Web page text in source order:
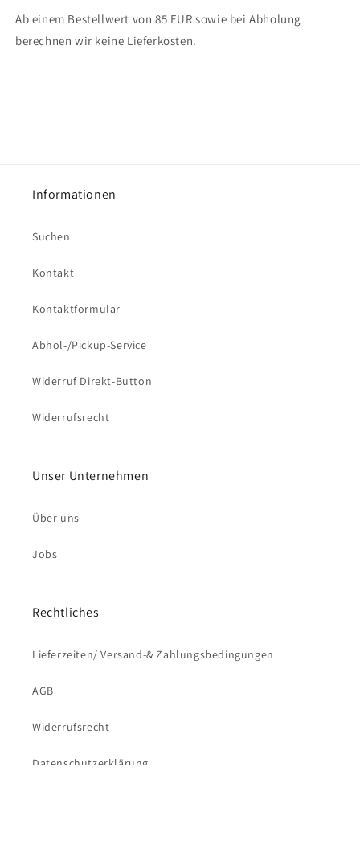
Versandkostenfrei bestellen ab 69€
Ab einem Bestellwert von 85 EUR sowie bei Abholung
berechnen wir keine Lieferkosten.
Informationen
Suchen
Kontakt
Kontaktformular
Abhol-/Pickup-Service
Widerruf Direkt-Button
Widerrufsrecht
Unser Unternehmen
Über uns
Jobs
Rechtliches
Lieferzeiten/ Versand-& Zahlungsbedingungen
AGB
Widerrufsrecht
Datenschutzerklärung